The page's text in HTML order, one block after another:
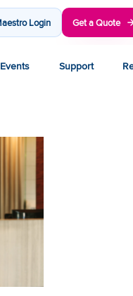
Login Get a Quote
Support